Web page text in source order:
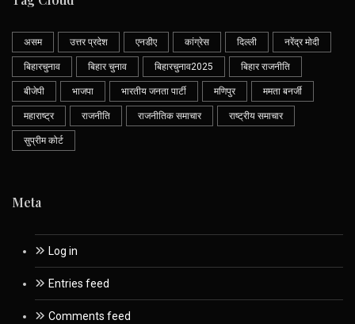
असम उत्तर प्रदेश एनडीए कांग्रेस दिल्ली नरेंद्र मोदी
बिहारचुनाव बिहार चुनाव बिहारचुनाव2025 बिहार राजनीति
बीजेपी भाजपा भारतीय जनता पार्टी मणिपुर ममता बनर्जी
महाराष्ट्र राजनीति राजनीतिक समाचार राष्ट्रीय समाचार
सुप्रीम कोर्ट
Meta
Log in
Entries feed
Comments feed